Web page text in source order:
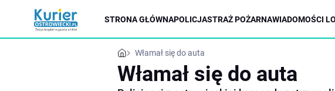
STRONA GŁÓWNAPOLICJASTRAŻ POŻARNAWIADOMOŚCI
Włamał się do auta
Włamał się do auta